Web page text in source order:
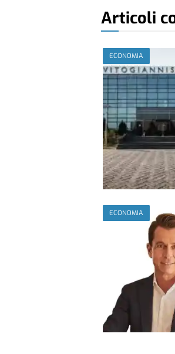
Articoli
ECONOMIA
ECONOMIA